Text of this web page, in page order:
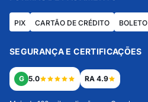
PIX CARTÃO DE CRÉDITO BOLETO
SEGURANÇA E CERTIFICAÇÕES
G 5.0 RA 4.9